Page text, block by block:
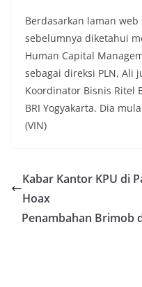
Berdasarkan laman web
sebelumnya diketahui
Human Capital
sebagai direksi PLN, Ali
Koordinator Bisnis Ritel
BRI Yogyakarta. Dia
(VIN)
Kabar Kantor KPU di
Hoax
Penambahan Brimob